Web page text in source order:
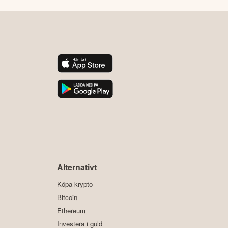
Alternativt
Köpa krypto
Bitcoin
Ethereum
Investera i guld